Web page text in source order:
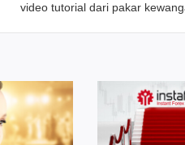
video tutorial dari pakar